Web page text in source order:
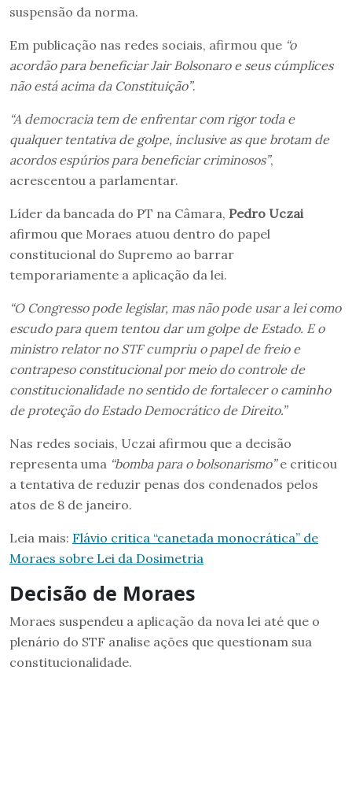
suspensão da norma.
Em publicação nas redes sociais, afirmou que “o
acordão para beneficiar Jair Bolsonaro e seus cúmplices
não está acima da Constituição”.
“A democracia tem de enfrentar com rigor toda e
qualquer tentativa de golpe, inclusive as que brotam de
acordos espúrios para beneficiar criminosos”,
acrescentou a parlamentar.
Líder da bancada do PT na Câmara, Pedro Uczai
afirmou que Moraes atuou dentro do papel
constitucional do Supremo ao barrar
temporariamente a aplicação da lei.
“O Congresso pode legislar, mas não pode usar a lei como
escudo para quem tentou dar um golpe de Estado. E o
ministro relator no STF cumpriu o papel de freio e
contrapeso constitucional por meio do controle de
constitucionalidade no sentido de fortalecer o caminho
de proteção do Estado Democrático de Direito.”
Nas redes sociais, Uczai afirmou que a decisão
representa uma “bomba para o bolsonarismo”e criticou
a tentativa de reduzir penas dos condenados pelos
atos de 8 de janeiro.
Leia mais: Flávio critica “canetada monocrática” de
Moraes sobre Lei da Dosimetria
Decisão de Moraes
Moraes suspendeu a aplicação da nova lei até que o
plenário do STF analise ações que questionam sua
constitucionalidade.